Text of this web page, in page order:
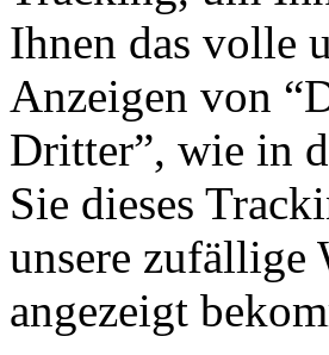
Ihnen das volle
Anzeigen von
Dritter”, wie in
Sie dieses
unsere zufällige
angezeigt